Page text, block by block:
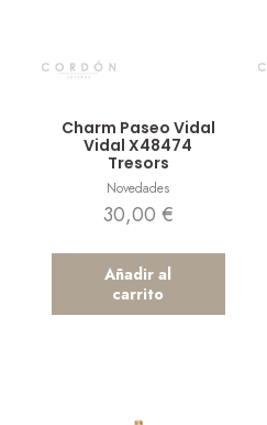
Charm Paseo Vidal
Vidal X48474
Tresors
Novedades
30,00 €
Añadir al
carrito